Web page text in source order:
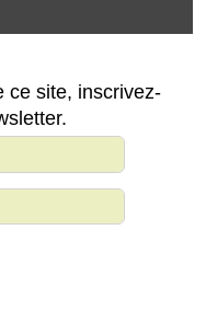
ce site, inscrivez-